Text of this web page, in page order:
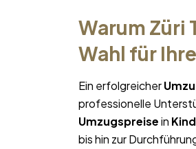
Warum Züri
Wahl für
Ein erfolgreicher
professionelle
Umzugspreisein
bis hin zur